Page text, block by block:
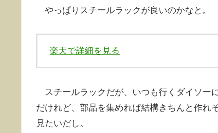
やっぱりスチールラックが良いのかなと。
楽天で詳細を見る
スチールラックだが、いつも行くダイソー
だけれど、部品を集めれば結構きちんと作れ
見たいだし。